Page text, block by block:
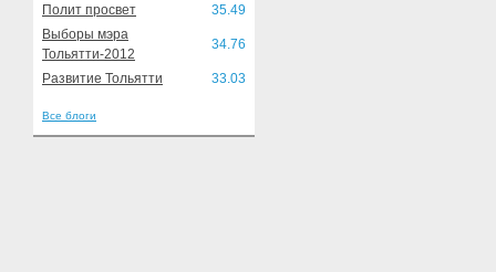
Полит просвет
35.49
Выборы мэра
Тольятти-2012
34.76
Развитие Тольятти 33.03
Все блоги